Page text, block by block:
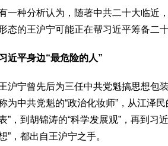
一种分析认为，随著中共二十大临近
态的王沪宁可能正在帮习近平筹备二十
近平身边“最危险的人”
沪宁曾先后为三任中共党魁搞思想包
为中共党魁的“政治化妆师”，从江泽民
”，到胡锦涛的“科学发展观”，再到习
”，都出自王沪宁之手。